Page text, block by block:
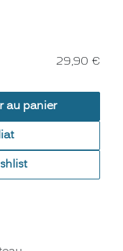
au panier
29,90 €